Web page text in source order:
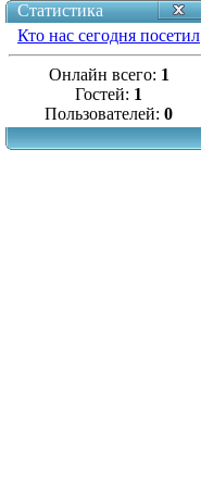
Статистика
Кто нас сегодня посетил
Онлайн всего: 1
Гостей: 1
Пользователей: 0